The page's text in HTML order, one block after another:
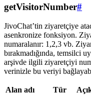
getVisitorNumber#
JivoChat’tin ziyaretçiye
asenkronize fonksiyon.
numaralanır: 1,2,3 vb.
bırakmadığında, temsilci
arşivde ilgili ziyaretçiyi
verinizle bu veriyi
Alan adı Tür